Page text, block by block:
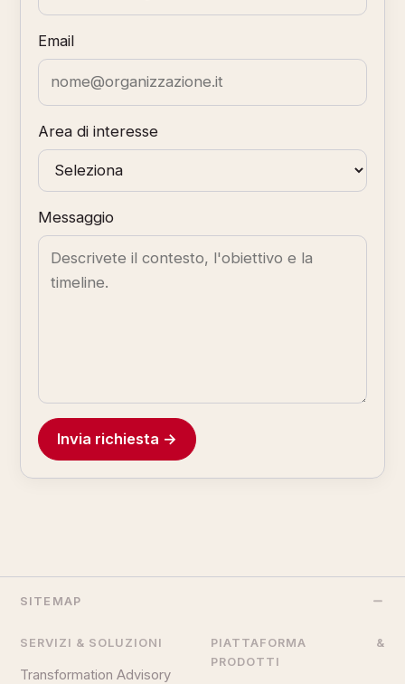
Email
Area di interesse
Messaggio
Invia richiesta →
SITEMAP
SERVIZI & SOLUZIONI
Transformation Advisory
PIATTAFORMA &
PRODOTTI